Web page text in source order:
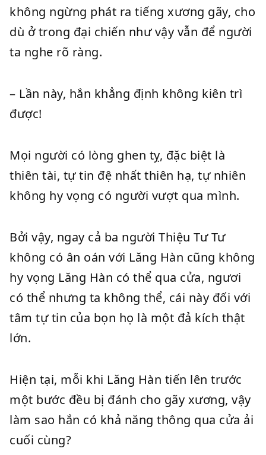
không ngừng phát ra tiếng xương gãy, cho
dù ở trong đại chiến như vậy vẫn để người
ta nghe rõ ràng.
– Lần này, hắn khẳng định không kiên trì
được!
Mọi người có lòng ghen tỵ, đặc biệt là
thiên tài, tự tin đệ nhất thiên hạ, tự nhiên
không hy vọng có người vượt qua mình.
Bởi vậy, ngay cả ba người Thiệu Tư Tư
không có ân oán với Lăng Hàn cũng không
hy vọng Lăng Hàn có thể qua cửa, ngươi
có thể nhưng ta không thể, cái này đối với
tâm tự tin của bọn họ là một đả kích thật
lớn.
Hiện tại, mỗi khi Lăng Hàn tiến lên trước
một bước đều bị đánh cho gãy xương, vậy
làm sao hắn có khả năng thông qua cửa ải
cuối cùng?